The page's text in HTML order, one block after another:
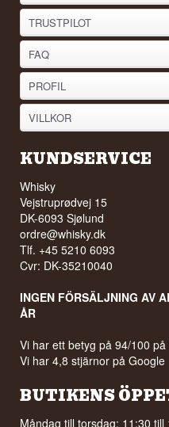
TRUSTPILOT
FAQ
PROFIL
VILLKOR
KUNDSERVICE
Whisky
Vejstruprødvej 15
DK-6093 Sjølund
ordre@whisky.dk
Tlf. +45 5210 6093
Cvr: DK-35210040
INGEN FÖRSÄLJNING AV
ÅR
Vi har ett betyg på 94/100
Vi har 4,8 stjärnor på Google
BUTIKENS
Måndag till torsdag: 11:30 till